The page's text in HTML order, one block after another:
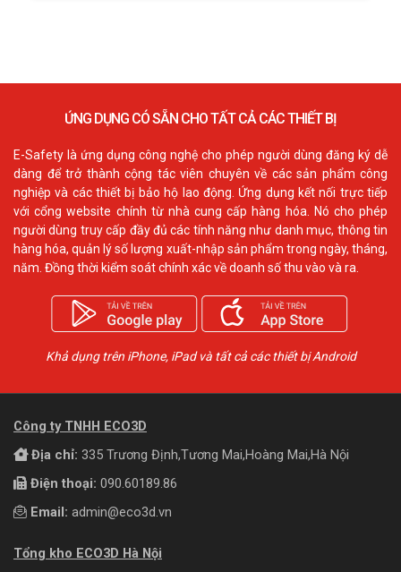
ỨNG DỤNG CÓ SẴN CHO TẤT CẢ CÁC THIẾT BỊ
E-Safety là ứng dụng công nghệ cho phép người dùng đăng ký dễ
dàng để trở thành cộng tác viên chuyên về các sản phẩm công
nghiệp và các thiết bị bảo hộ lao động. Ứng dụng kết nối trực tiếp
với cổng website chính từ nhà cung cấp hàng hóa. Nó cho phép
người dùng truy cấp đầy đủ các tính năng như danh mục, thông tin
hàng hóa, quản lý số lượng xuất-nhập sản phẩm trong ngày, tháng,
năm. Đồng thời kiểm soát chính xác về doanh số thu vào và ra.
Khả dụng trên iPhone, iPad và tất cả các thiết bị Android
Công ty TNHH ECO3D
Địa chỉ: 335 Trương Định,Tương Mai,Hoàng Mai,Hà Nội
Điện thoại: 090.60189.86
Email: admin@eco3d.vn
Tổng kho ECO3D Hà Nội